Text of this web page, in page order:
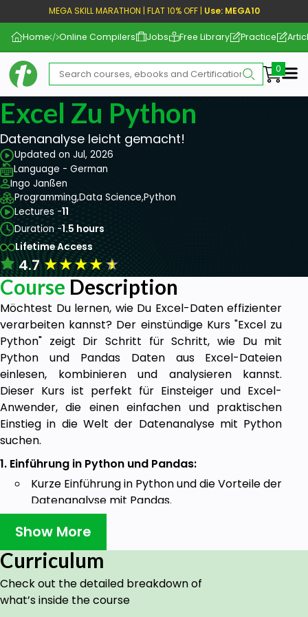
MEGA SKILL MARATHON | FLAT 10% OFF | Use: MEGA10
Home Online Compilers Jobs Free Library Practice
Excel Zu Python
Datenanalyse leicht gemacht!
Updated on Jul, 2026
Language - German
Ingo Janßen
Programming,Data Science,Python
Lectures -11
Duration -1.5 hours
Lifetime Access
4.7★★★★★
Course Description
Möchtest Du lernen, wie Du Excel-Daten effizienter
verarbeiten kannst? Der einstündige Kurs "Excel zu
Python" zeigt Dir Schritt für Schritt, wie Du mit
Python und Pandas Daten aus Excel-Dateien
einlesen, kombinieren und analysieren kannst.
Dieser Kurs ist perfekt für Einsteiger und Excel-
Anwender, die einen einfachen und praktischen
Einstieg in die Welt der Datenanalyse mit Python
suchen.
1. Einführung in Python und Pandas:
Kurze Einführung in Python und die Vorteile der
Datenanalyse mit Pandas.
Einrichtung und Nutzung von Google Colab als
Online-Notebook für Python.
2. Excel-Dateien einlesen:
Einfaches Einlesen von Daten aus einer
einzelnen Excel-Datei.
Importieren und Bearbeiten von mehreren
Show More
Curriculum
Check out the detailed breakdown of
what’s inside the course